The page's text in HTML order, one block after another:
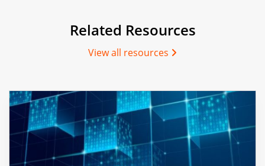
Related Resources
View all resources